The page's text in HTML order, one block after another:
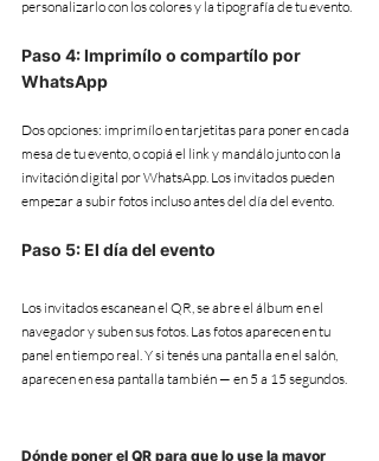
personalizarlo con los colores y la tipografía de tu evento.
Paso 4: Imprimílo o compartílo por
WhatsApp
Dos opciones: imprimílo en tarjetitas para poner en cada
mesa de tu evento, o copiá el link y mandálo junto con la
invitación digital por WhatsApp. Los invitados pueden
empezar a subir fotos incluso antes del día del evento.
Paso 5: El día del evento
Los invitados escanean el QR, se abre el álbum en el
navegador y suben sus fotos. Las fotos aparecen en tu
panel en tiempo real. Y si tenés una pantalla en el salón,
aparecen en esa pantalla también — en 5 a 15 segundos.
Dónde poner el QR para que lo use la mayor